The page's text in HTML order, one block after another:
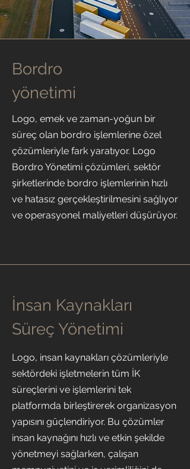
Bordro
yönetimi
Logo, emek ve zaman-yoğun bir
süreç olan bordro işlemlerine özel
çözümleriyle fark yaratıyor. Logo
Bordro Yönetimi çözümleri, sektör
şirketlerinde bordro işlemlerinin hızlı
ve hatasız gerçekleştirilmesini sağlıyor
ve operasyonel maliyetleri düşürüyor.
İnsan Kaynakları
Süreç Yönetimi
Logo, insan kaynakları çözümleriyle
sektördeki işletmelerin tüm İK
süreçlerini ve işlemlerini tek
platformda birleştirerek organizasyon
yapısını güçlendiriyor. Bu çözümler
insan kaynağını hızlı ve etkin şekilde
yönetmeyi sağlarken, çalışan